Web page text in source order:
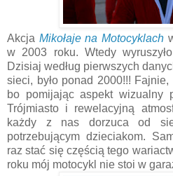
Akcja Mikołaje na Motocyklach
w 2003 roku. Wtedy
Dzisiaj według pierwszych
sieci, było ponad 2000!!!
bo pomijając aspekt wizualny
Trójmiasto i rewelacyjną
każdy z nas dorzuca od
potrzebującym dzieciakom.
raz stać się częścią tego
roku mój motocykl nie stoi w